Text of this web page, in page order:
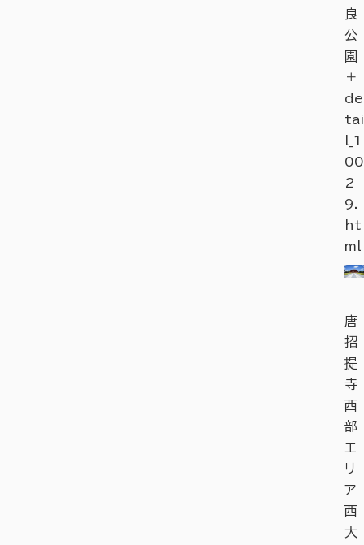
良
公
園
＋
de
tai
l_1
00
2
9.
ht
ml
唐
招
提
寺
西
部
エ
リ
ア
西
大